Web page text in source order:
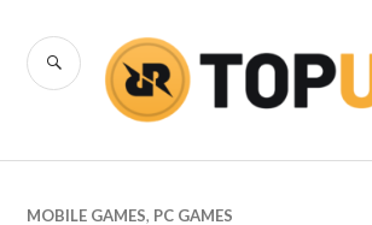
content
RRQ
Blog
SEARCH
MOBILE GAMES, PC GAMES